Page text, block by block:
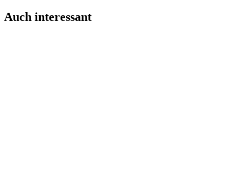
Auch interessant